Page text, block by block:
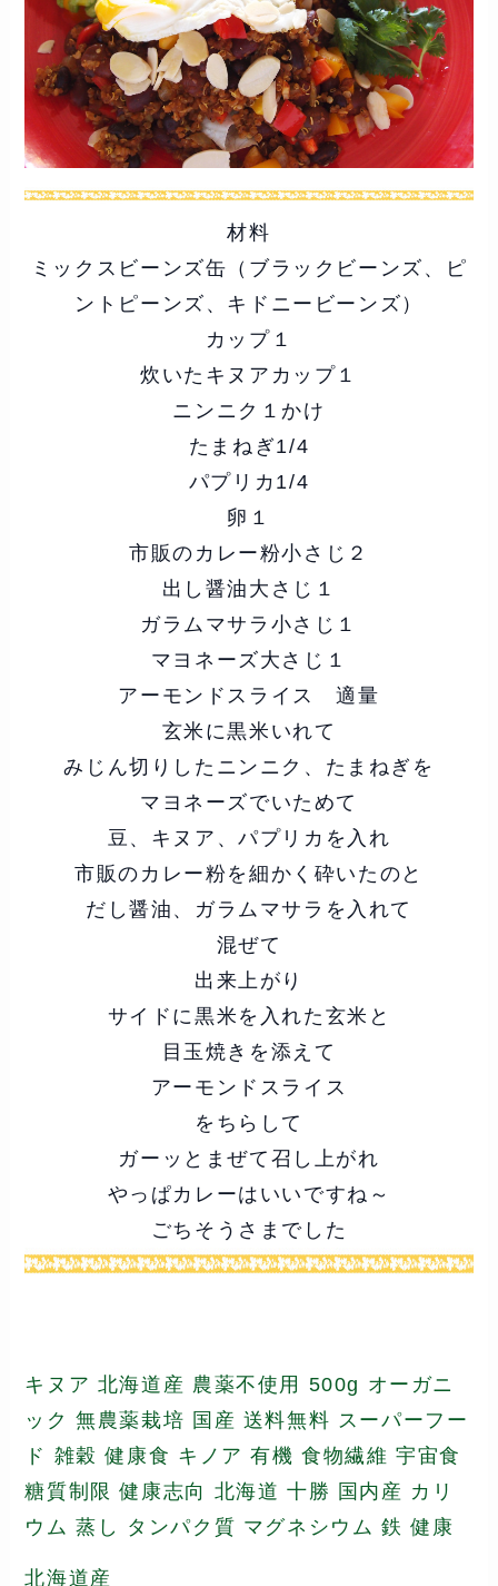
材料
ミックスビーンズ缶（ブラックビーンズ、ピ
ントピーンズ、キドニービーンズ）
カップ１
炊いたキヌアカップ１
ニンニク１かけ
たまねぎ1/4
パプリカ1/4
卵１
市販のカレー粉小さじ２
出し醤油大さじ１
ガラムマサラ小さじ１
マヨネーズ大さじ１
アーモンドスライス 適量
玄米に黒米いれて
みじん切りしたニンニク、たまねぎを
マヨネーズでいためて
豆、キヌア、パプリカを入れ
市販のカレー粉を細かく砕いたのと
だし醤油、ガラムマサラを入れて
混ぜて
出来上がり
サイドに黒米を入れた玄米と
目玉焼きを添えて
アーモンドスライス
をちらして
ガーッとまぜて召し上がれ
やっぱカレーはいいですね～
ごちそうさまでした
キヌア 北海道産 農薬不使用 500g オーガニ
ック 無農薬栽培 国産 送料無料 スーパーフー
ド 雑穀 健康食 キノア 有機 食物繊維 宇宙食
糖質制限 健康志向 北海道 十勝 国内産 カリ
ウム 蒸し タンパク質 マグネシウム 鉄 健康
北海道産